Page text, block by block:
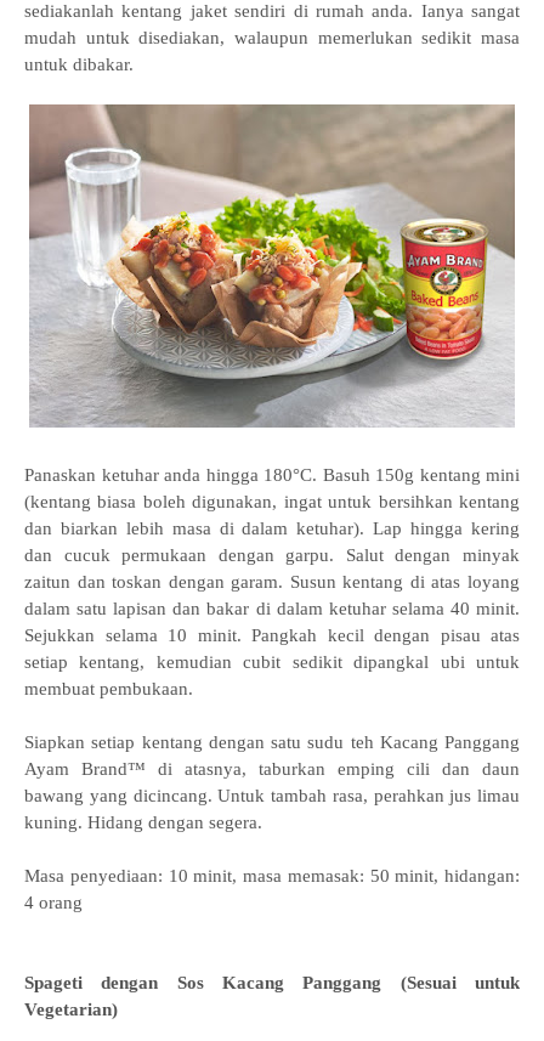
sediakanlah kentang jaket sendiri di rumah anda. Ianya sangat
mudah untuk disediakan, walaupun memerlukan sedikit masa
untuk dibakar.
Panaskan ketuhar anda hingga 180°C. Basuh 150g kentang mini
(kentang biasa boleh digunakan, ingat untuk bersihkan kentang
dan biarkan lebih masa di dalam ketuhar). Lap hingga kering
dan cucuk permukaan dengan garpu. Salut dengan minyak
zaitun dan toskan dengan garam. Susun kentang di atas loyang
dalam satu lapisan dan bakar di dalam ketuhar selama 40 minit.
Sejukkan selama 10 minit. Pangkah kecil dengan pisau atas
setiap kentang, kemudian cubit sedikit dipangkal ubi untuk
membuat pembukaan.
Siapkan setiap kentang dengan satu sudu teh Kacang Panggang
Ayam Brand™ di atasnya, taburkan emping cili dan daun
bawang yang dicincang. Untuk tambah rasa, perahkan jus limau
kuning. Hidang dengan segera.
Masa penyediaan: 10 minit, masa memasak: 50 minit, hidangan:
4 orang
Spageti dengan Sos Kacang Panggang (Sesuai untuk
Vegetarian)